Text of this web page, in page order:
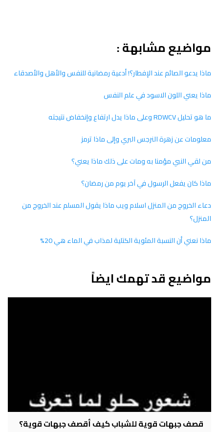
مواضيع مشابهة :
ماذا يدعو الصائم عند الإفطار؟! أدعية رمضانية للنفس والأهل والأصدقاء
ماذا يعني اللون الاسود في علم النفس
ما هو تحليل RDWCV وعلى ماذا يدل ارتفاع وإنخفاض نتيجته
معلومات عن زهرة النرجس البري وإلى ماذا ترمز
من لقي النبي مؤمنا به ومات على ذلك ماذا يعني؟
ماذا كان يفعل الرسول في آخر يوم من رمضان؟
دعاء الخروج من المنزل اسلام ويب ماذا يقول المسلم عند الخروج من
المنزل؟
ماذا نعني أن النسبة المئوية الكتلية لمذاب في الماء هي 20%
مواضيع قد تهمك ايضاً
قصف جبهات قوية للشباب كيف أقصف جبهات قوية؟